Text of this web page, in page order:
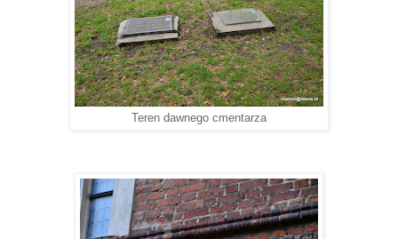
Teren dawnego cmentarza